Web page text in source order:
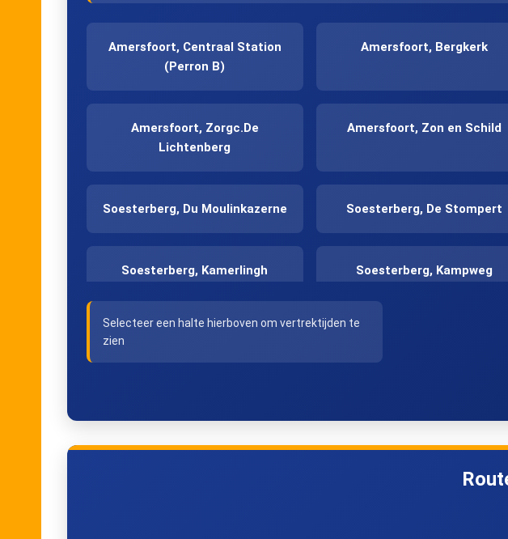
Amersfoort, Centraal Station
(Perron B)
Amersfoort, Bergkerk
Amersfoort, Zorgc.De
Lichtenberg
Amersfoort, Zon en Schild
Soesterberg, Du Moulinkazerne Soesterberg, De Stompert
Soesterberg, Kamerlingh
Soesterberg, Kampweg
Selecteer een halte hierboven om vertrektijden te
zien